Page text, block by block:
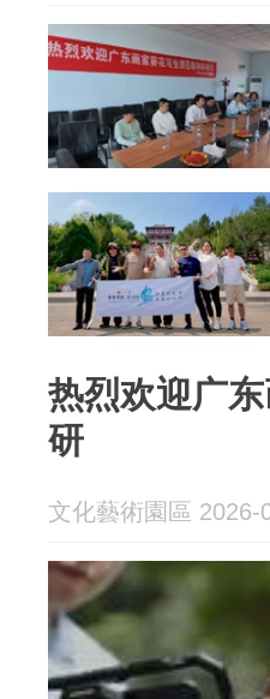
热烈欢迎广
研
文化藝術園區 2026-